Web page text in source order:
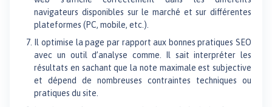
navigateurs disponibles sur le marché et sur différentes
plateformes (PC, mobile, etc.).
Il optimise la page par rapport aux bonnes pratiques SEO
avec un outil d’analyse comme. Il sait interpréter les
résultats en sachant que la note maximale est subjective
et dépend de nombreuses contraintes techniques ou
pratiques du site.